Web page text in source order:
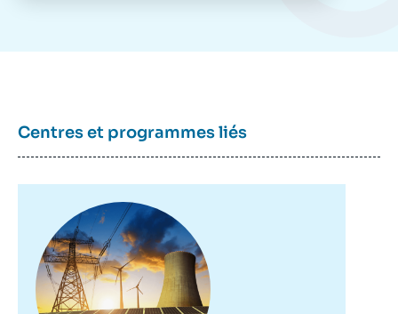
Centres et programmes liés
principale
Marie-Claire AOUN, « La rente pétrolière et
le développement économique des pays
exportateurs », Ifri, 10 novembre 2008.
Copier